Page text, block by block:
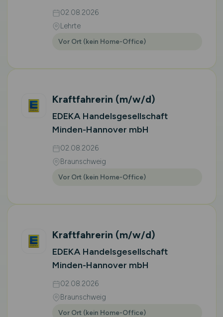
02.08.2026
Lehrte
Vor Ort (kein Home-Office)
Kraftfahrerin (m/w/d)
EDEKA Handelsgesellschaft
Minden-Hannover mbH
02.08.2026
Braunschweig
Vor Ort (kein Home-Office)
Kraftfahrerin (m/w/d)
EDEKA Handelsgesellschaft
Minden-Hannover mbH
02.08.2026
Braunschweig
Vor Ort (kein Home-Office)